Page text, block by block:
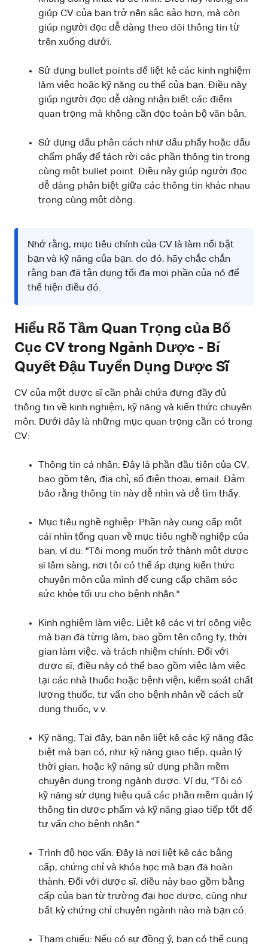
giúp CV của bạn trở nên sắc sảo hơn, mà còn
giúp người đọc dễ dàng theo dõi thông tin từ
trên xuống dưới.
Sử dụng bullet points để liệt kê các kinh nghiệm
làm việc hoặc kỹ năng cụ thể của bạn. Điều này
giúp người đọc dễ dàng nhận biết các điểm
quan trọng mà không cần đọc toàn bộ văn bản.
Sử dụng dấu phân cách như dấu phẩy hoặc dấu
chấm phẩy để tách rời các phần thông tin trong
cùng một bullet point. Điều này giúp người đọc
dễ dàng phân biệt giữa các thông tin khác nhau
trong cùng một dòng.
Nhớ rằng, mục tiêu chính của CV là làm nổi bật
bạn và kỹ năng của bạn, do đó, hãy chắc chắn
rằng bạn đã tận dụng tối đa mọi phần của nó để
thể hiện điều đó.
Hiểu Rõ Tầm Quan Trọng của Bố
Cục CV trong Ngành Dược - Bí
Quyết Đậu Tuyển Dụng Dược Sĩ
CV của một dược sĩ cần phải chứa đựng đầy đủ
thông tin về kinh nghiệm, kỹ năng và kiến thức chuyên
môn. Dưới đây là những mục quan trọng cần có trong
CV:
Thông tin cá nhân: Đây là phần đầu tiên của CV,
bao gồm tên, địa chỉ, số điện thoại, email. Đảm
bảo rằng thông tin này dễ nhìn và dễ tìm thấy.
Mục tiêu nghề nghiệp: Phần này cung cấp một
cái nhìn tổng quan về mục tiêu nghề nghiệp của
bạn, ví dụ: "Tôi mong muốn trở thành một dược
sĩ lâm sàng, nơi tôi có thể áp dụng kiến thức
chuyên môn của mình để cung cấp chăm sóc
sức khỏe tối ưu cho bệnh nhân."
Kinh nghiệm làm việc: Liệt kê các vị trí công việc
mà bạn đã từng làm, bao gồm tên công ty, thời
gian làm việc, và trách nhiệm chính. Đối với
dược sĩ, điều này có thể bao gồm việc làm việc
tại các nhà thuốc hoặc bệnh viện, kiểm soát chất
lượng thuốc, tư vấn cho bệnh nhân về cách sử
dụng thuốc, v.v.
Kỹ năng: Tại đây, bạn nên liệt kê các kỹ năng đặc
biệt mà bạn có, như kỹ năng giao tiếp, quản lý
thời gian, hoặc kỹ năng sử dụng phần mềm
chuyên dụng trong ngành dược. Ví dụ, "Tôi có
kỹ năng sử dụng hiệu quả các phần mềm quản lý
thông tin dược phẩm và kỹ năng giao tiếp tốt để
tư vấn cho bệnh nhân."
Trình độ học vấn: Đây là nơi liệt kê các bằng
cấp, chứng chỉ và khóa học mà bạn đã hoàn
thành. Đối với dược sĩ, điều này bao gồm bằng
cấp của bạn từ trường đại học dược, cũng như
bất kỳ chứng chỉ chuyên ngành nào mà bạn có.
Tham chiếu: Nếu có sự đồng ý, bạn có thể cung